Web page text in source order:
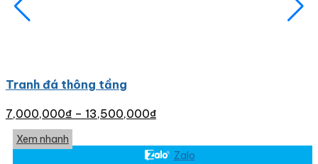
Tranh đá thông tầng
7,000,000₫ – 13,500,000₫
Xem nhanh
Zalo